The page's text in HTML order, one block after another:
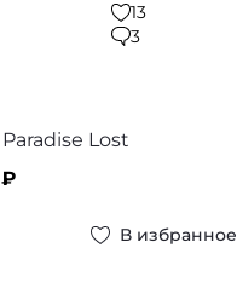
13
3
Paradise Lost
₽
В избранное